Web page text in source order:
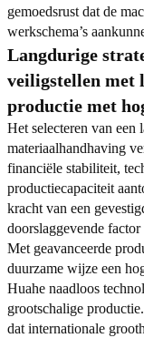
gemoedsrust dat de
werkschema’s
Langdurige
veiligstellen met
productie met
Het selecteren van een
materiaalhandhaving
financiële stabiliteit,
productiecapaciteit
kracht van een
doorslaggevende
Met geavanceerde
duurzame wijze een
Huahe naadloos
grootschalige
dat internationale